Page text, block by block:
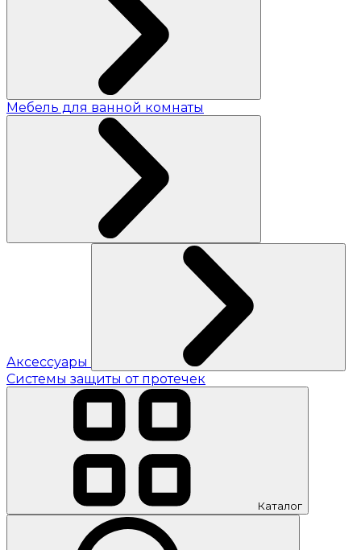
Мебель для ванной комнаты
Аксессуары
Системы защиты от протечек
Каталог